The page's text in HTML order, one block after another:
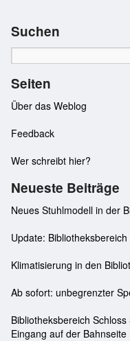
Suchen
Seiten
Über das Weblog
Feedback
Wer schreibt hier?
Neueste Beiträge
Neues Stuhlmodell in der
Update:
Klimatisierung in den
Ab sofort: unbegrenzter
Bibliotheksbereich
Eingang auf der Bahnseite